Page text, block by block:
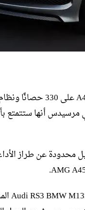
ثانية. تدعي مرسيدس أنها
عن طراز